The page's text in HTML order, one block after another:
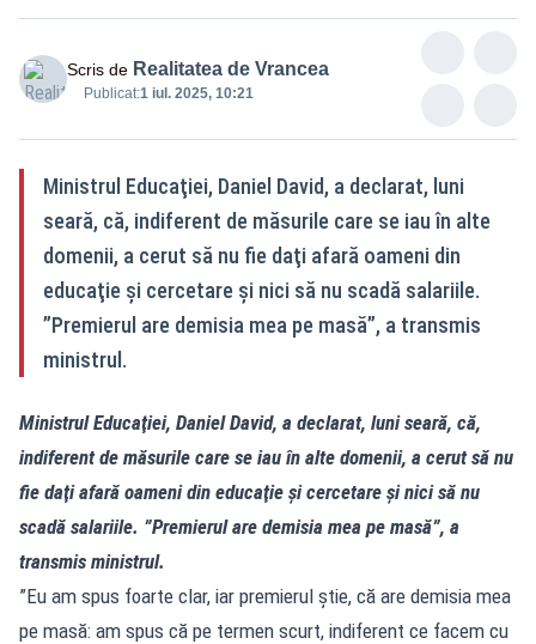
Scris de Realitatea de Vrancea
Publicat:1 iul. 2025, 10:21
Ministrul Educaţiei, Daniel David, a declarat, luni
seară, că, indiferent de măsurile care se iau în alte
domenii, a cerut să nu fie daţi afară oameni din
educaţie şi cercetare şi nici să nu scadă salariile.
”Premierul are demisia mea pe masă”, a transmis
ministrul.
Ministrul Educaţiei, Daniel David, a declarat, luni seară, că,
indiferent de măsurile care se iau în alte domenii, a cerut să nu
fie daţi afară oameni din educaţie şi cercetare şi nici să nu
scadă salariile. ”Premierul are demisia mea pe masă”, a
transmis ministrul.
”Eu am spus foarte clar, iar premierul ştie, că are demisia mea
pe masă: am spus că pe termen scurt, indiferent ce facem cu